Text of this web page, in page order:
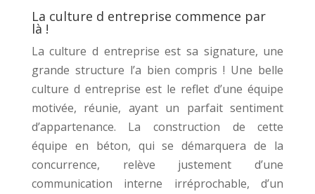
La culture d entreprise commence par
là !
La culture d entreprise est sa signature, une
grande structure l’a bien compris ! Une belle
culture d entreprise est le reflet d’une équipe
motivée, réunie, ayant un parfait sentiment
d’appartenance. La construction de cette
équipe en béton, qui se démarquera de la
concurrence, relève justement d’une
communication interne irréprochable, d’un